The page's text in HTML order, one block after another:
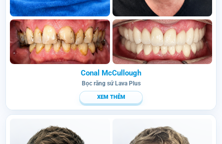
Conal McCullough
Bọc răng sứ Lava Plus
XEM THÊM